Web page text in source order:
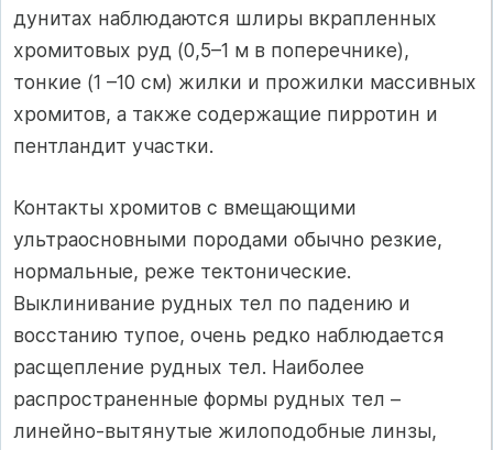
дунитах наблюдаются шлиры вкрапленных
хромитовых руд (0,5–1 м в поперечнике),
тонкие (1 –10 см) жилки и прожилки массивных
хромитов, а также содержащие пирротин и
пентландит участки.
Контакты хромитов с вмещающими
ультраосновными породами обычно резкие,
нормальные, реже тектонические.
Выклинивание рудных тел по падению и
восстанию тупое, очень редко наблюдается
расщепле­ние рудных тел. Наиболее
распространенные формы рудных тел –
линейно-вытянутые жилоподобные линзы,